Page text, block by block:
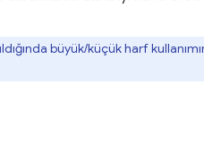
büyük/küçük harf